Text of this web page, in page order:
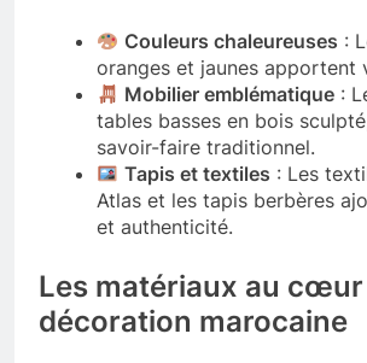
Couleurs chaleureuses :
oranges et jaunes apportent
Mobilier emblématique :
tables basses en bois
savoir-faire traditionnel.
Tapis et textiles : Les
Atlas et les tapis berbères
et authenticité.
Les matériaux au cœur
décoration marocaine